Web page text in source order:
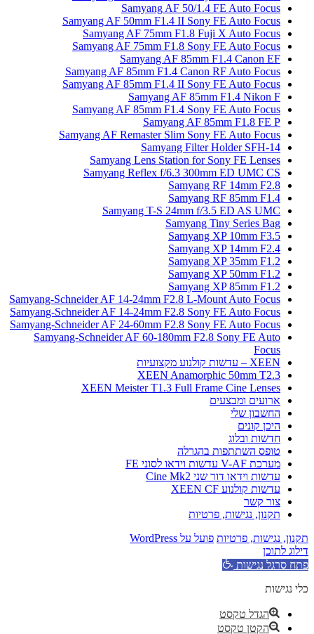
Samyang AF 50/1.4 FE Auto Focus
Samyang AF 50mm F1.4 II Sony FE Auto Focus
Samyang AF 75mm F1.8 Fuji X Auto Focus
Samyang AF 75mm F1.8 Sony FE Auto Focus
Samyang AF 85mm F1.4 Canon EF
Samyang AF 85mm F1.4 Canon RF Auto Focus
Samyang AF 85mm F1.4 II Sony FE Auto Focus
Samyang AF 85mm F1.4 Nikon F
Samyang AF 85mm F1.4 Sony FE Auto Focus
Samyang AF 85mm F1.8 FE P
Samyang AF Remaster Slim Sony FE Auto Focus
Samyang Filter Holder SFH-14
Samyang Lens Station for Sony FE Lenses
Samyang Reflex f/6.3 300mm ED UMC CS
Samyang RF 14mm F2.8
Samyang RF 85mm F1.4
Samyang T-S 24mm f/3.5 ED AS UMC
Samyang Tiny Series Bag
Samyang XP 10mm F3.5
Samyang XP 14mm F2.4
Samyang XP 35mm F1.2
Samyang XP 50mm F1.2
Samyang XP 85mm F1.2
Samyang-Schneider AF 14-24mm F2.8 L-Mount Auto Focus
Samyang-Schneider AF 14-24mm F2.8 Sony FE Auto Focus
Samyang-Schneider AF 24-60mm F2.8 Sony FE Auto Focus
Samyang-Schneider AF 60-180mm F2.8 Sony FE Auto
Focus
XEEN – עדשות קולנוע מקצועיות
XEEN Anamorphic 50mm T2.3
XEEN Meister T1.3 Full Frame Cine Lenses
ארועים ומבצעים
החשבון שלי
היכן קונים
חדשות ובלוג
טופס השתתפות בהגרלה
מערכת V-AF עדשות וידאו לסוני FE
עדשות וידאו דור שני Cine Mk2
עדשות קולנוע XEEN CF
צור קשר
תקנון, נגישות, פרטיות
תקנון, נגישות, פרטיות פועל על WordPress
דילוג לתוכן
פתח סרגל נגישות
כלי נגישות
הגדל טקסט
הקטן טקסט